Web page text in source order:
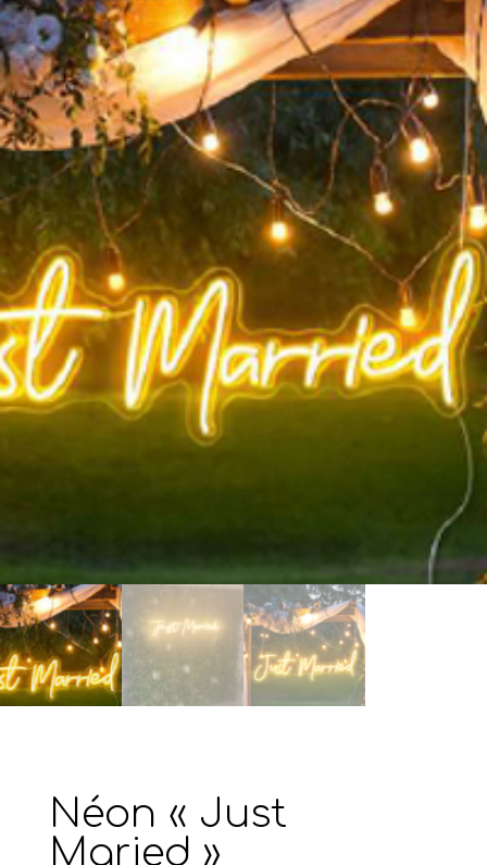
Néon « Just
Maried »